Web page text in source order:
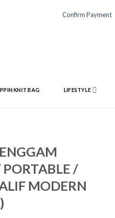
Confirm Payment
KNIT BAG LIFESTYLE
/
MODERN